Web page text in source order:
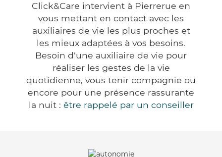
Click&Care intervient à Pierrerue en
vous mettant en contact avec les
auxiliaires de vie les plus proches et
les mieux adaptées à vos besoins.
Besoin d'une auxiliaire de vie pour
réaliser les gestes de la vie
quotidienne, vous tenir compagnie ou
encore pour une présence rassurante
la nuit : être rappelé par un conseiller